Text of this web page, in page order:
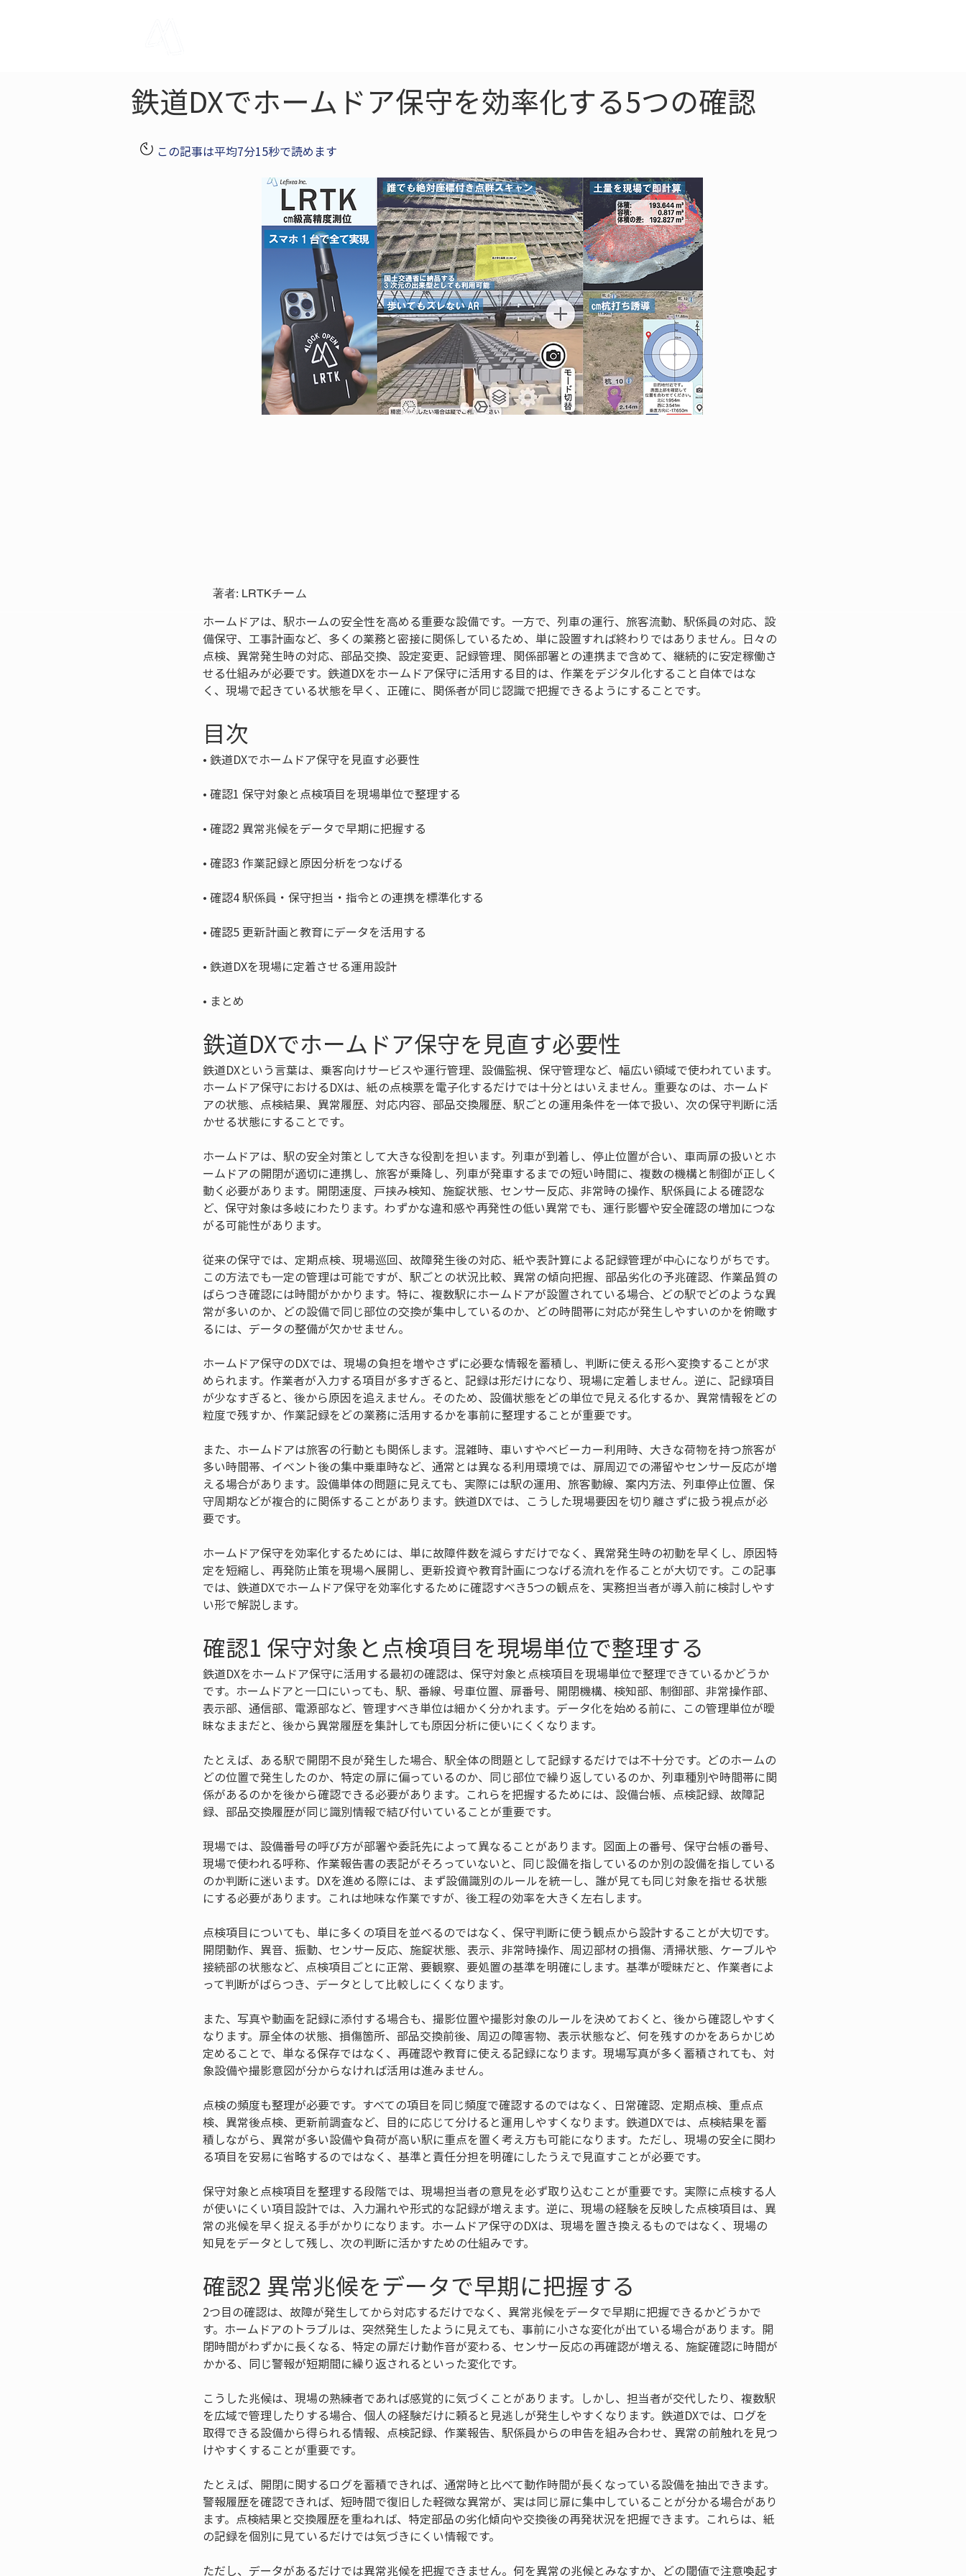
鉄道DXでホームドア保守を効率化する5つの確認
この記事は平均7分15秒で読めます
著者: LRTKチーム
ホームドアは、駅ホームの安全性を高める重要な設備です。一方で、列車の運行、旅客流動、駅係員の対応、設
備保守、工事計画など、多くの業務と密接に関係しているため、単に設置すれば終わりではありません。日々の
点検、異常発生時の対応、部品交換、設定変更、記録管理、関係部署との連携まで含めて、継続的に安定稼働さ
せる仕組みが必要です。鉄道DXをホームドア保守に活用する目的は、作業をデジタル化すること自体ではな
く、現場で起きている状態を早く、正確に、関係者が同じ認識で把握できるようにすることです。
目次
•
•
•
•
•
•
•
• まとめ
鉄道DXでホームドア保守を見直す必要性
鉄道DXという言葉は、乗客向けサービスや運行管理、設備監視、保守管理など、幅広い領域で使われています。
ホームドア保守におけるDXは、紙の点検票を電子化するだけでは十分とはいえません。重要なのは、ホームド
アの状態、点検結果、異常履歴、対応内容、部品交換履歴、駅ごとの運用条件を一体で扱い、次の保守判断に活
かせる状態にすることです。
ホームドアは、駅の安全対策として大きな役割を担います。列車が到着し、停止位置が合い、車両扉の扱いとホ
ームドアの開閉が適切に連携し、旅客が乗降し、列車が発車するまでの短い時間に、複数の機構と制御が正しく
動く必要があります。開閉速度、戸挟み検知、施錠状態、センサー反応、非常時の操作、駅係員による確認な
ど、保守対象は多岐にわたります。わずかな違和感や再発性の低い異常でも、運行影響や安全確認の増加につな
がる可能性があります。
従来の保守では、定期点検、現場巡回、故障発生後の対応、紙や表計算による記録管理が中心になりがちです。
この方法でも一定の管理は可能ですが、駅ごとの状況比較、異常の傾向把握、部品劣化の予兆確認、作業品質の
ばらつき確認には時間がかかります。特に、複数駅にホームドアが設置されている場合、どの駅でどのような異
常が多いのか、どの設備で同じ部位の交換が集中しているのか、どの時間帯に対応が発生しやすいのかを俯瞰す
るには、データの整備が欠かせません。
ホームドア保守のDXでは、現場の負担を増やさずに必要な情報を蓄積し、判断に使える形へ変換することが求
められます。作業者が入力する項目が多すぎると、記録は形だけになり、現場に定着しません。逆に、記録項目
が少なすぎると、後から原因を追えません。そのため、設備状態をどの単位で見える化するか、異常情報をどの
粒度で残すか、作業記録をどの業務に活用するかを事前に整理することが重要です。
また、ホームドアは旅客の行動とも関係します。混雑時、車いすやベビーカー利用時、大きな荷物を持つ旅客が
多い時間帯、イベント後の集中乗車時など、通常とは異なる利用環境では、扉周辺での滞留やセンサー反応が増
える場合があります。設備単体の問題に見えても、実際には駅の運用、旅客動線、案内方法、列車停止位置、保
守周期などが複合的に関係することがあります。鉄道DXでは、こうした現場要因を切り離さずに扱う視点が必
要です。
ホームドア保守を効率化するためには、単に故障件数を減らすだけでなく、異常発生時の初動を早くし、原因特
定を短縮し、再発防止策を現場へ展開し、更新投資や教育計画につなげる流れを作ることが大切です。この記事
では、鉄道DXでホームドア保守を効率化するために確認すべき5つの観点を、実務担当者が導入前に検討しやす
い形で解説します。
確認1 保守対象と点検項目を現場単位で整理する
鉄道DXをホームドア保守に活用する最初の確認は、保守対象と点検項目を現場単位で整理できているかどうか
です。ホームドアと一口にいっても、駅、番線、号車位置、扉番号、開閉機構、検知部、制御部、非常操作部、
表示部、通信部、電源部など、管理すべき単位は細かく分かれます。データ化を始める前に、この管理単位が曖
昧なままだと、後から異常履歴を集計しても原因分析に使いにくくなります。
たとえば、ある駅で開閉不良が発生した場合、駅全体の問題として記録するだけでは不十分です。どのホームの
どの位置で発生したのか、特定の扉に偏っているのか、同じ部位で繰り返しているのか、列車種別や時間帯に関
係があるのかを後から確認できる必要があります。これらを把握するためには、設備台帳、点検記録、故障記
録、部品交換履歴が同じ識別情報で結び付いていることが重要です。
現場では、設備番号の呼び方が部署や委託先によって異なることがあります。図面上の番号、保守台帳の番号、
現場で使われる呼称、作業報告書の表記がそろっていないと、同じ設備を指しているのか別の設備を指している
のか判断に迷います。DXを進める際には、まず設備識別のルールを統一し、誰が見ても同じ対象を指せる状態
にする必要があります。これは地味な作業ですが、後工程の効率を大きく左右します。
点検項目についても、単に多くの項目を並べるのではなく、保守判断に使う観点から設計することが大切です。
開閉動作、異音、振動、センサー反応、施錠状態、表示、非常時操作、周辺部材の損傷、清掃状態、ケーブルや
接続部の状態など、点検項目ごとに正常、要観察、要処置の基準を明確にします。基準が曖昧だと、作業者によ
って判断がばらつき、データとして比較しにくくなります。
また、写真や動画を記録に添付する場合も、撮影位置や撮影対象のルールを決めておくと、後から確認しやすく
なります。扉全体の状態、損傷箇所、部品交換前後、周辺の障害物、表示状態など、何を残すのかをあらかじめ
定めることで、単なる保存ではなく、再確認や教育に使える記録になります。現場写真が多く蓄積されても、対
象設備や撮影意図が分からなければ活用は進みません。
点検の頻度も整理が必要です。すべての項目を同じ頻度で確認するのではなく、日常確認、定期点検、重点点
検、異常後点検、更新前調査など、目的に応じて分けると運用しやすくなります。鉄道DXでは、点検結果を蓄
積しながら、異常が多い設備や負荷が高い駅に重点を置く考え方も可能になります。ただし、現場の安全に関わ
る項目を安易に省略するのではなく、基準と責任分担を明確にしたうえで見直すことが必要です。
保守対象と点検項目を整理する段階では、現場担当者の意見を必ず取り込むことが重要です。実際に点検する人
が使いにくい項目設計では、入力漏れや形式的な記録が増えます。逆に、現場の経験を反映した点検項目は、異
常の兆候を早く捉える手がかりになります。ホームドア保守のDXは、現場を置き換えるものではなく、現場の
知見をデータとして残し、次の判断に活かすための仕組みです。
確認2 異常兆候をデータで早期に把握する
2つ目の確認は、故障が発生してから対応するだけでなく、異常兆候をデータで早期に把握できるかどうかで
す。ホームドアのトラブルは、突然発生したように見えても、事前に小さな変化が出ている場合があります。開
閉時間がわずかに長くなる、特定の扉だけ動作音が変わる、センサー反応の再確認が増える、施錠確認に時間が
かかる、同じ警報が短期間に繰り返されるといった変化です。
こうした兆候は、現場の熟練者であれば感覚的に気づくことがあります。しかし、担当者が交代したり、複数駅
を広域で管理したりする場合、個人の経験だけに頼ると見逃しが発生しやすくなります。鉄道DXでは、ログを
取得できる設備から得られる情報、点検記録、作業報告、駅係員からの申告を組み合わせ、異常の前触れを見つ
けやすくすることが重要です。
たとえば、開閉に関するログを蓄積できれば、通常時と比べて動作時間が長くなっている設備を抽出できます。
警報履歴を確認できれば、短時間で復旧した軽微な異常が、実は同じ扉に集中していることが分かる場合があり
ます。点検結果と交換履歴を重ねれば、特定部品の劣化傾向や交換後の再発状況を把握できます。これらは、紙
の記録を個別に見ているだけでは気づきにくい情報です。
ただし、データがあるだけでは異常兆候を把握できません。何を異常の兆候とみなすか、どの閾値で注意喚起す